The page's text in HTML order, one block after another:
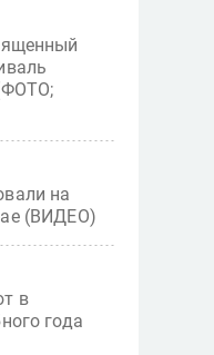
на
(ВИДЕО)
в
года